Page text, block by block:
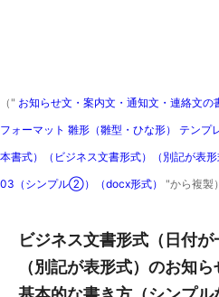
（" お知らせ文・案内文・通知文・連絡文の
フォーマット 雛形（雛型・ひな形） テンプ
本書式）（ビジネス文書形式）（別記が表
03（シンプル②）（docx形式） "から複製）
ビジネス文書形式（日付が
（別記が表形式）のお知